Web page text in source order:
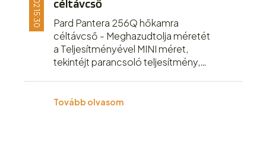
céltávcső
Pard Pantera 256Q hőkamra
céltávcső - Meghazudtolja méretét
a Teljesítményével MINI méret,
tekintéjt parancsoló teljesítmény,
Tovább olvasom